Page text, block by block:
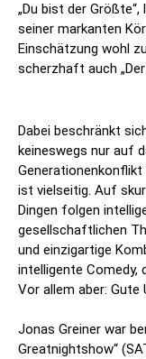
„Du bist der
seiner markanten
Einschätzung wohl
scherzhaft auch
Dabei beschränkt
keineswegs nur auf
ist vielseitig. Auf
Dingen folgen
gesellschaftlichen
und einzigartige
intelligente Comedy,
Vor allem aber: Gute
Jonas Greiner war
Greatnightshow“